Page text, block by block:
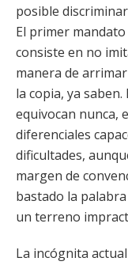
posible
El primer
consiste en no
manera de
la copia, ya
equivocan nunca,
diferenciales
dificultades,
margen de
bastado la
un terreno
La incógnita